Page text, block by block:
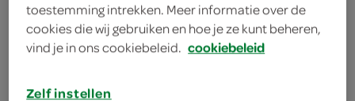
elke reep heeft een uniek ontwerp, dus Verkade blijft
je verrassen!
je mond
toestemming intrekken. Meer informatie over de
cookies die wij gebruiken en hoe je ze kunt beheren,
vind je in ons cookiebeleid. cookiebeleid
Zelf instellen